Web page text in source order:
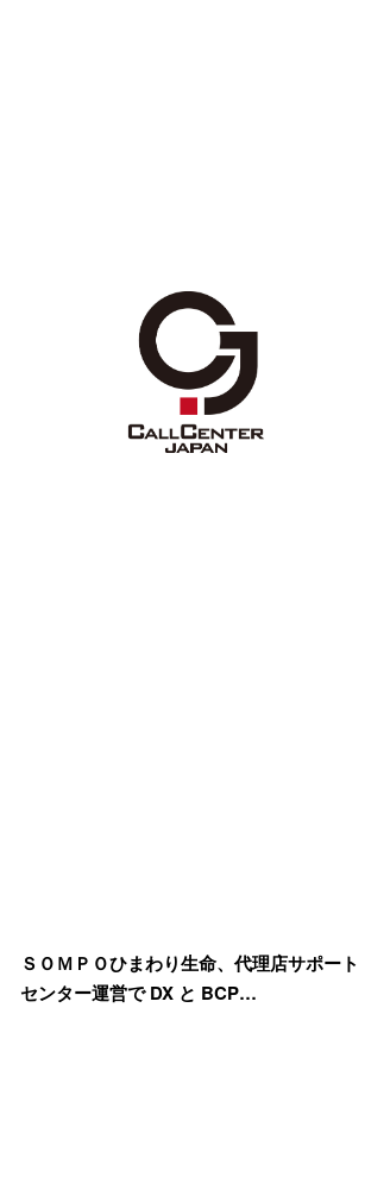
ＳＯＭＰＯひまわり生命、代理店サポート
センター運営で DX と BCP…